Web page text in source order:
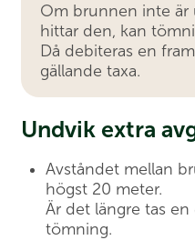
Om brunnen inte
hittar den, kan
Då debiteras en
gällande taxa.
Undvik extra
Avståndet mellan
högst 20 meter.
Är det längre tas
tömning.